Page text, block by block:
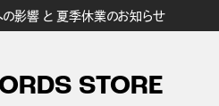
影響 と 夏季休業のお知らせ
STORE